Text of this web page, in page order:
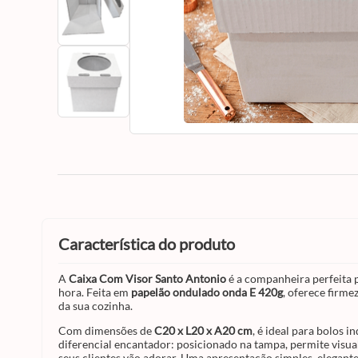
característica do produto
A Caixa Com Visor Santo Antonioé a companheira perfeita
hora. Feita em papelão ondulado onda E 420g, oferece
da sua cozinha.
Com dimensões deC20 x L20 x A20 cm, é ideal para bolos
diferencial encantador: posicionado na tampa, permite